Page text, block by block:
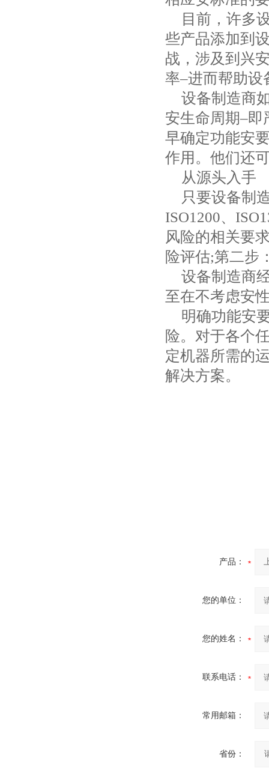
目前，许多
些产品添加到
战，涉及到兴
率–进而帮助设
设备制造商
安生命周期–
早确定功能安
作用。他们还
从源头入手
只要设备制
ISO1200、
风险的相关要
险评估;第二步
设备制造商
至在不考虑安
明确功能安
险。对于各个
定机器所需的
解决方案。
产品：
您的单位：
您的姓名：
联系电话：
常用邮箱：
省份：